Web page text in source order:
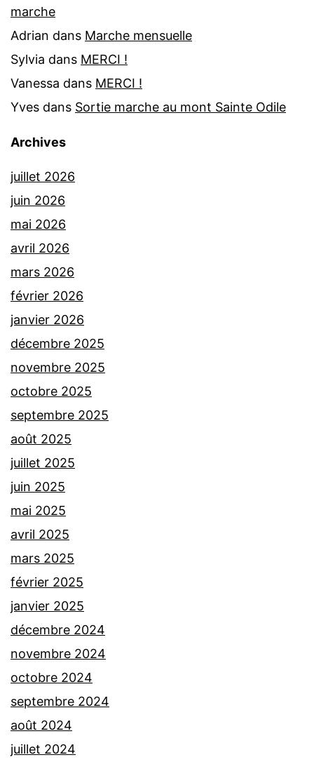
marche
Adrian dans Marche mensuelle
Sylvia dans MERCI !
Vanessa dans MERCI !
Yves dans Sortie marche au mont Sainte Odile
Archives
juillet 2026
juin 2026
mai 2026
avril 2026
mars 2026
février 2026
janvier 2026
décembre 2025
novembre 2025
octobre 2025
septembre 2025
août 2025
juillet 2025
juin 2025
mai 2025
avril 2025
mars 2025
février 2025
janvier 2025
décembre 2024
novembre 2024
octobre 2024
septembre 2024
août 2024
juillet 2024